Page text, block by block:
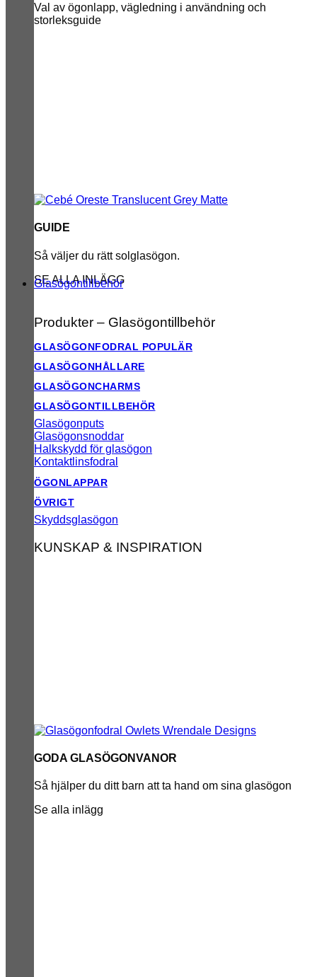
Val av ögonlapp, vägledning i användning och
storleksguide
GUIDE
Så väljer du rätt solglasögon.
SE ALLA INLÄGG
Glasögontillbehör
Produkter – Glasögontillbehör
GLASÖGONFODRAL
GLASÖGONHÅLLARE
GLASÖGONCHARMS
GLASÖGONTILLBEHÖR
Glasögonputs
Glasögonsnoddar
Halkskydd för glasögon
Kontaktlinsfodral
ÖGONLAPPAR
ÖVRIGT
Skyddsglasögon
KUNSKAP & INSPIRATION
GODA GLASÖGONVANOR
Så hjälper du ditt barn att ta hand om sina glasögon
Se alla inlägg